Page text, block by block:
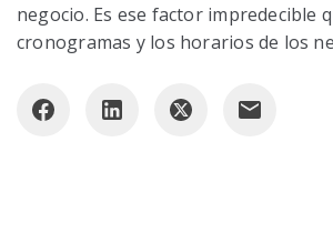
negocio. Es ese factor impredecible
cronogramas y los horarios de los